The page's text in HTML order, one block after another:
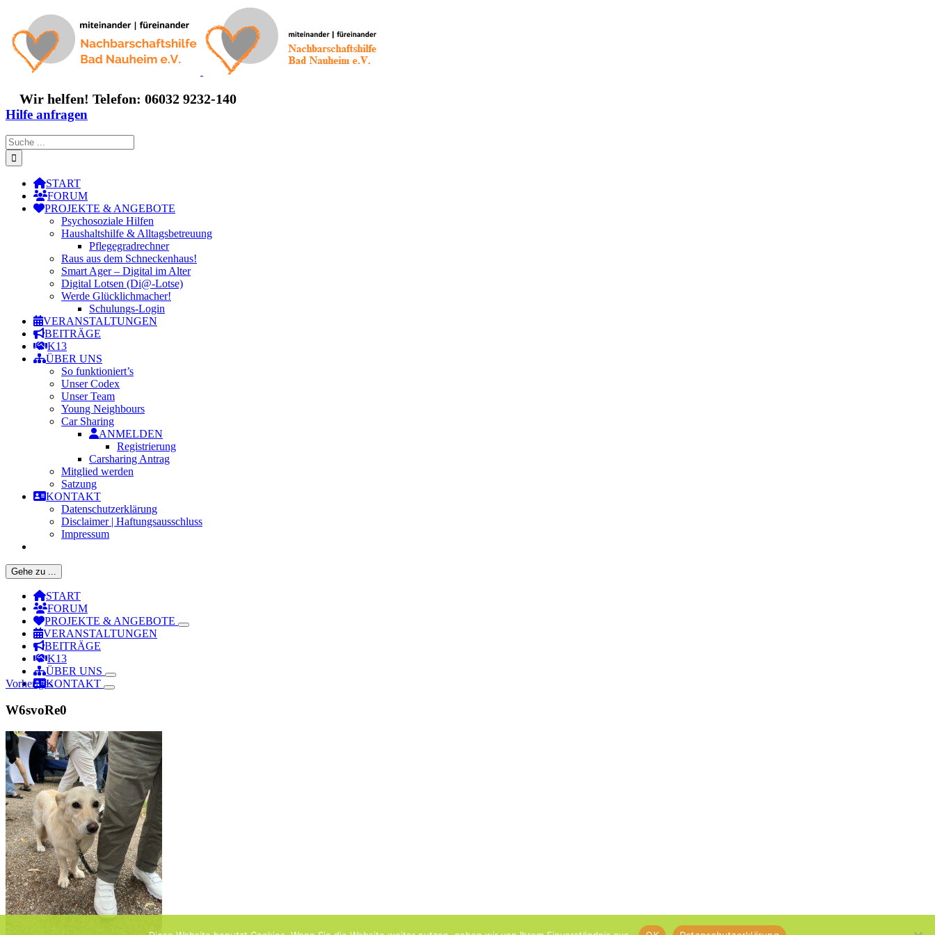
springen
Wir helfen! Telefon: 06032 9232-140
Hilfe anfragen
Suche
nach:
START
FORUM
PROJEKTE & ANGEBOTE
Psychosoziale Hilfen
Haushaltshilfe & Alltagsbetreuung
Pflegegradrechner
Raus aus dem Schneckenhaus!
Smart Ager – Digital im Alter
Digital Lotsen (Di@-Lotse)
Werde Glücklichmacher!
Schulungs-Login
VERANSTALTUNGEN
BEITRÄGE
K13
ÜBER UNS
So funktioniert’s
Unser Codex
Unser Team
Young Neighbours
Car Sharing
ANMELDEN
Registrierung
Carsharing Antrag
Mitglied werden
Satzung
KONTAKT
Datenschutzerklärung
Disclaimer | Haftungsausschluss
Impressum
Gehe zu ...
START
FORUM
PROJEKTE & ANGEBOTE
VERANSTALTUNGEN
BEITRÄGE
K13
ÜBER UNS
KONTAKT
Vorheriges
W6svoRe0